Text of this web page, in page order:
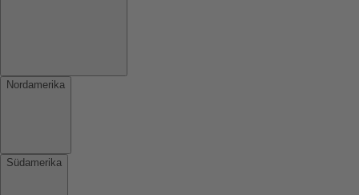
Nordamerika
Südamerika